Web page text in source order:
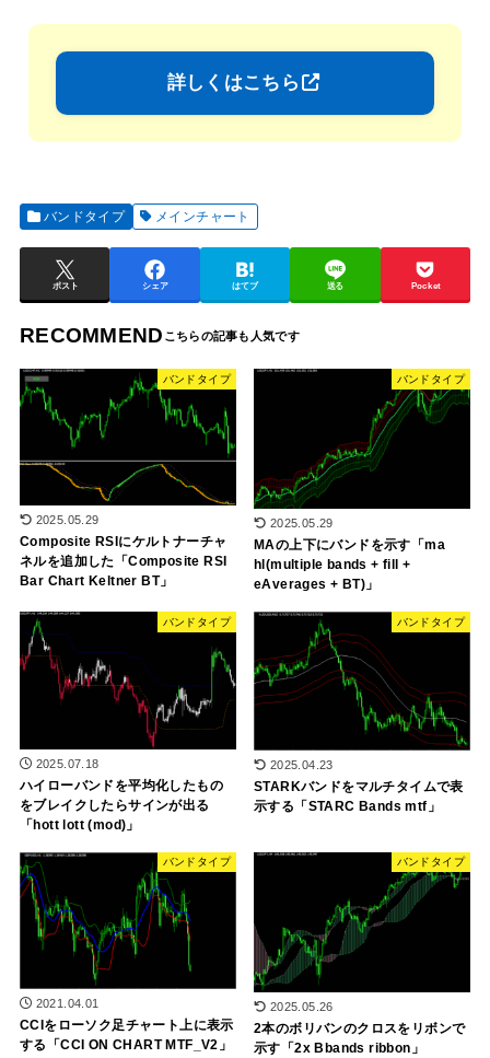
詳しくはこちら
バンドタイプ メインチャート
ポスト シェア はてブ 送る Pocket
RECOMMEND
バンドタイプ
2025.05.29
Composite RSIにケルトナーチャ
ネルを追加した「Composite RSI
Bar Chart Keltner BT」
バンドタイプ
2025.05.29
MAの上下にバンドを示す「ma
hl(multiple bands + fill +
eAverages + BT)」
バンドタイプ
2025.07.18
ハイローバンドを平均化したもの
をブレイクしたらサインが出る
「hott lott (mod)」
バンドタイプ
2025.04.23
STARKバンドをマルチタイムで表
示する「STARC Bands mtf」
バンドタイプ
2021.04.01
CCIをローソク足チャート上に表示
する「CCI ON CHART MTF_V2」
バンドタイプ
2025.05.26
2本のボリバンのクロスをリボンで
示す「2x Bbands ribbon」